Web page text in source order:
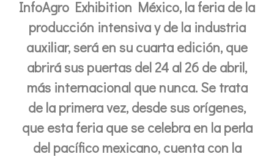
InfoAgro Exhibition México, la feria de la
producción intensiva y de la industria
auxiliar, será en su cuarta edición, que
abrirá sus puertas del 24 al 26 de abril,
más internacional que nunca. Se trata
de la primera vez, desde sus orígenes,
que esta feria que se celebra en la perla
del pacífico mexicano, cuenta con la